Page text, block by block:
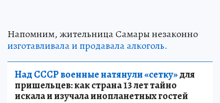
Напомним, жительница Самары незаконно
изготавливала и продавала алкоголь.
Над СССР военные натянули «сетку»для
пришельцев: как страна 13 лет тайно
искала и изучала инопланетных гостей